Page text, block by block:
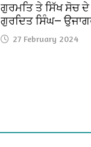
ਗੁਰਮਤਿ ਤੇ ਸਿੱਖ ਸੋਚ
ਗੁਰਦਿਤ ਸਿੰਘ—
27 February 2024